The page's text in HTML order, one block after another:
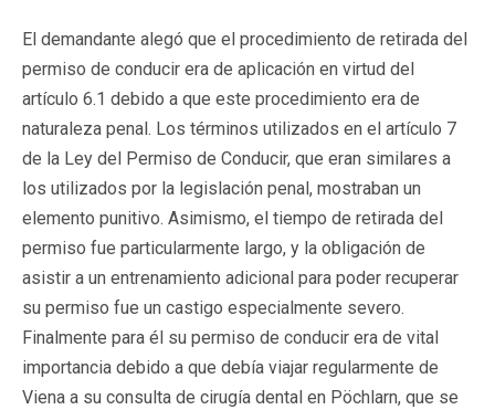
El demandante alegó que el procedimiento de retirada del
permiso de conducir era de aplicación en virtud del
artículo 6.1 debido a que este procedimiento era de
naturaleza penal. Los términos utilizados en el artículo 7
de la Ley del Permiso de Conducir, que eran similares a
los utilizados por la legislación penal, mostraban un
elemento punitivo. Asimismo, el tiempo de retirada del
permiso fue particularmente largo, y la obligación de
asistir a un entrenamiento adicional para poder recuperar
su permiso fue un castigo especialmente severo.
Finalmente para él su permiso de conducir era de vital
importancia debido a que debía viajar regularmente de
Viena a su consulta de cirugía dental en Pöchlarn, que se